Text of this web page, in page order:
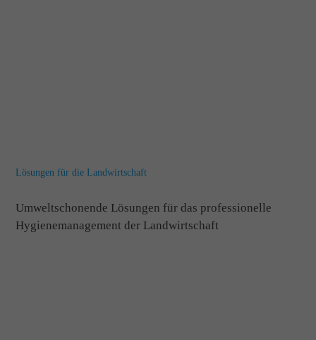
Lösungen für die Landwirtschaft
Umweltschonende Lösungen für das professionelle
Hygienemanagement der Landwirtschaft